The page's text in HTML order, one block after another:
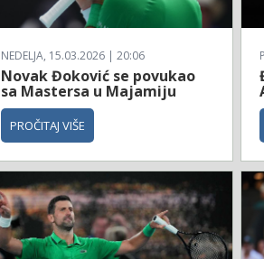
NEDELJA, 15.03.2026 | 20:06
Novak Đoković se povukao
sa Mastersa u Majamiju
PROČITAJ VIŠE